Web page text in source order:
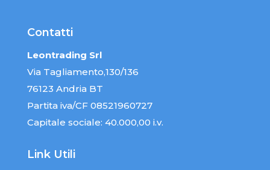
Contatti
Leontrading Srl
Via Tagliamento,130/136
76123 Andria BT
Partita iva/CF 08521960727
Capitale sociale: 40.000,00 i.v.
Link Utili